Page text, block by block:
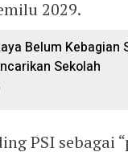
2029.
Belum Kebagian
Sekolah
PSI sebagai